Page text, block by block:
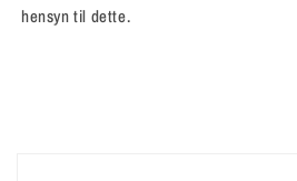
hensyn til dette.